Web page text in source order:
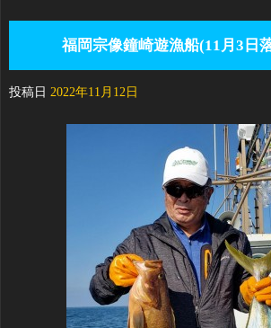
福岡宗像鐘崎遊漁船(11月3日
投稿日 2022年11月12日